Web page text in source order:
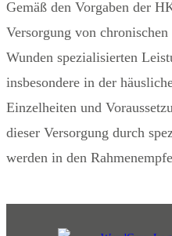
Gemäß den Vorgaben der
Versorgung von
Wunden spezialisierten
insbesondere in der
Einzelheiten und
dieser Versorgung durch
werden in den